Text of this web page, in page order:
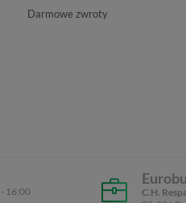
Darmowe zwroty
16:00
C.H.